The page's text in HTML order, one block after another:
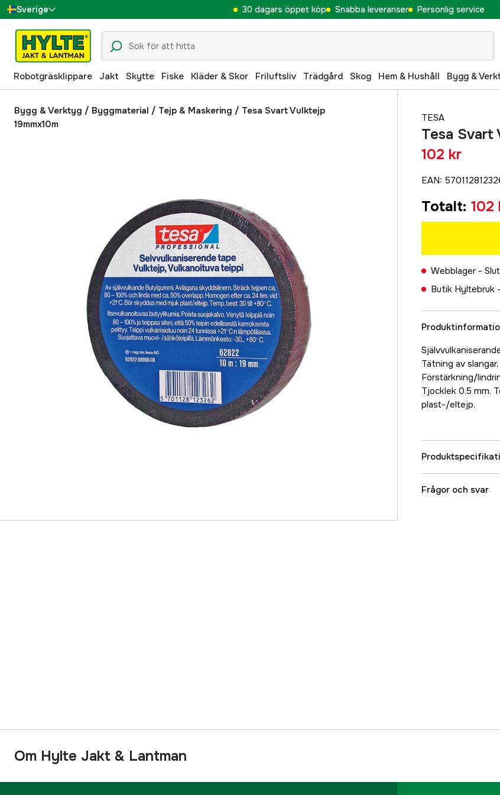
Sverige
Danmark
Suomi
Norge
Deutschland
30 dagars öppet köp Snabba leveranser Personlig service
Robotgräsklippare Jakt Skytte Fiske Kläder & Skor Friluftsliv Trädgård Skog Hem & Hushåll Bygg &
Bygg & Verktyg / Byggmaterial / Tejp & Maskering / Tesa Svart Vulktejp
19mmx10m
TESA
Tesa Svart
102 kr
EAN:
Totalt: 102
Webblager -
Butik Hyltebruk -
Tätning av
Förstärkning/
Tjocklek 0.5 mm.
plast-/eltejp.
Frågor och svar
Om Hylte Jakt & Lantman